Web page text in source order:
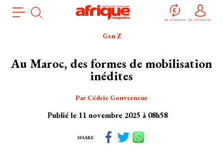
Je m'abonne Se Connecter
Gen Z
Au Maroc, des formes de mobilisation
inédites
Par Cédric Gouverneur
Publié le 11 novembre 2025 à 08h58
SHARE
Panneau de gestion des cookies